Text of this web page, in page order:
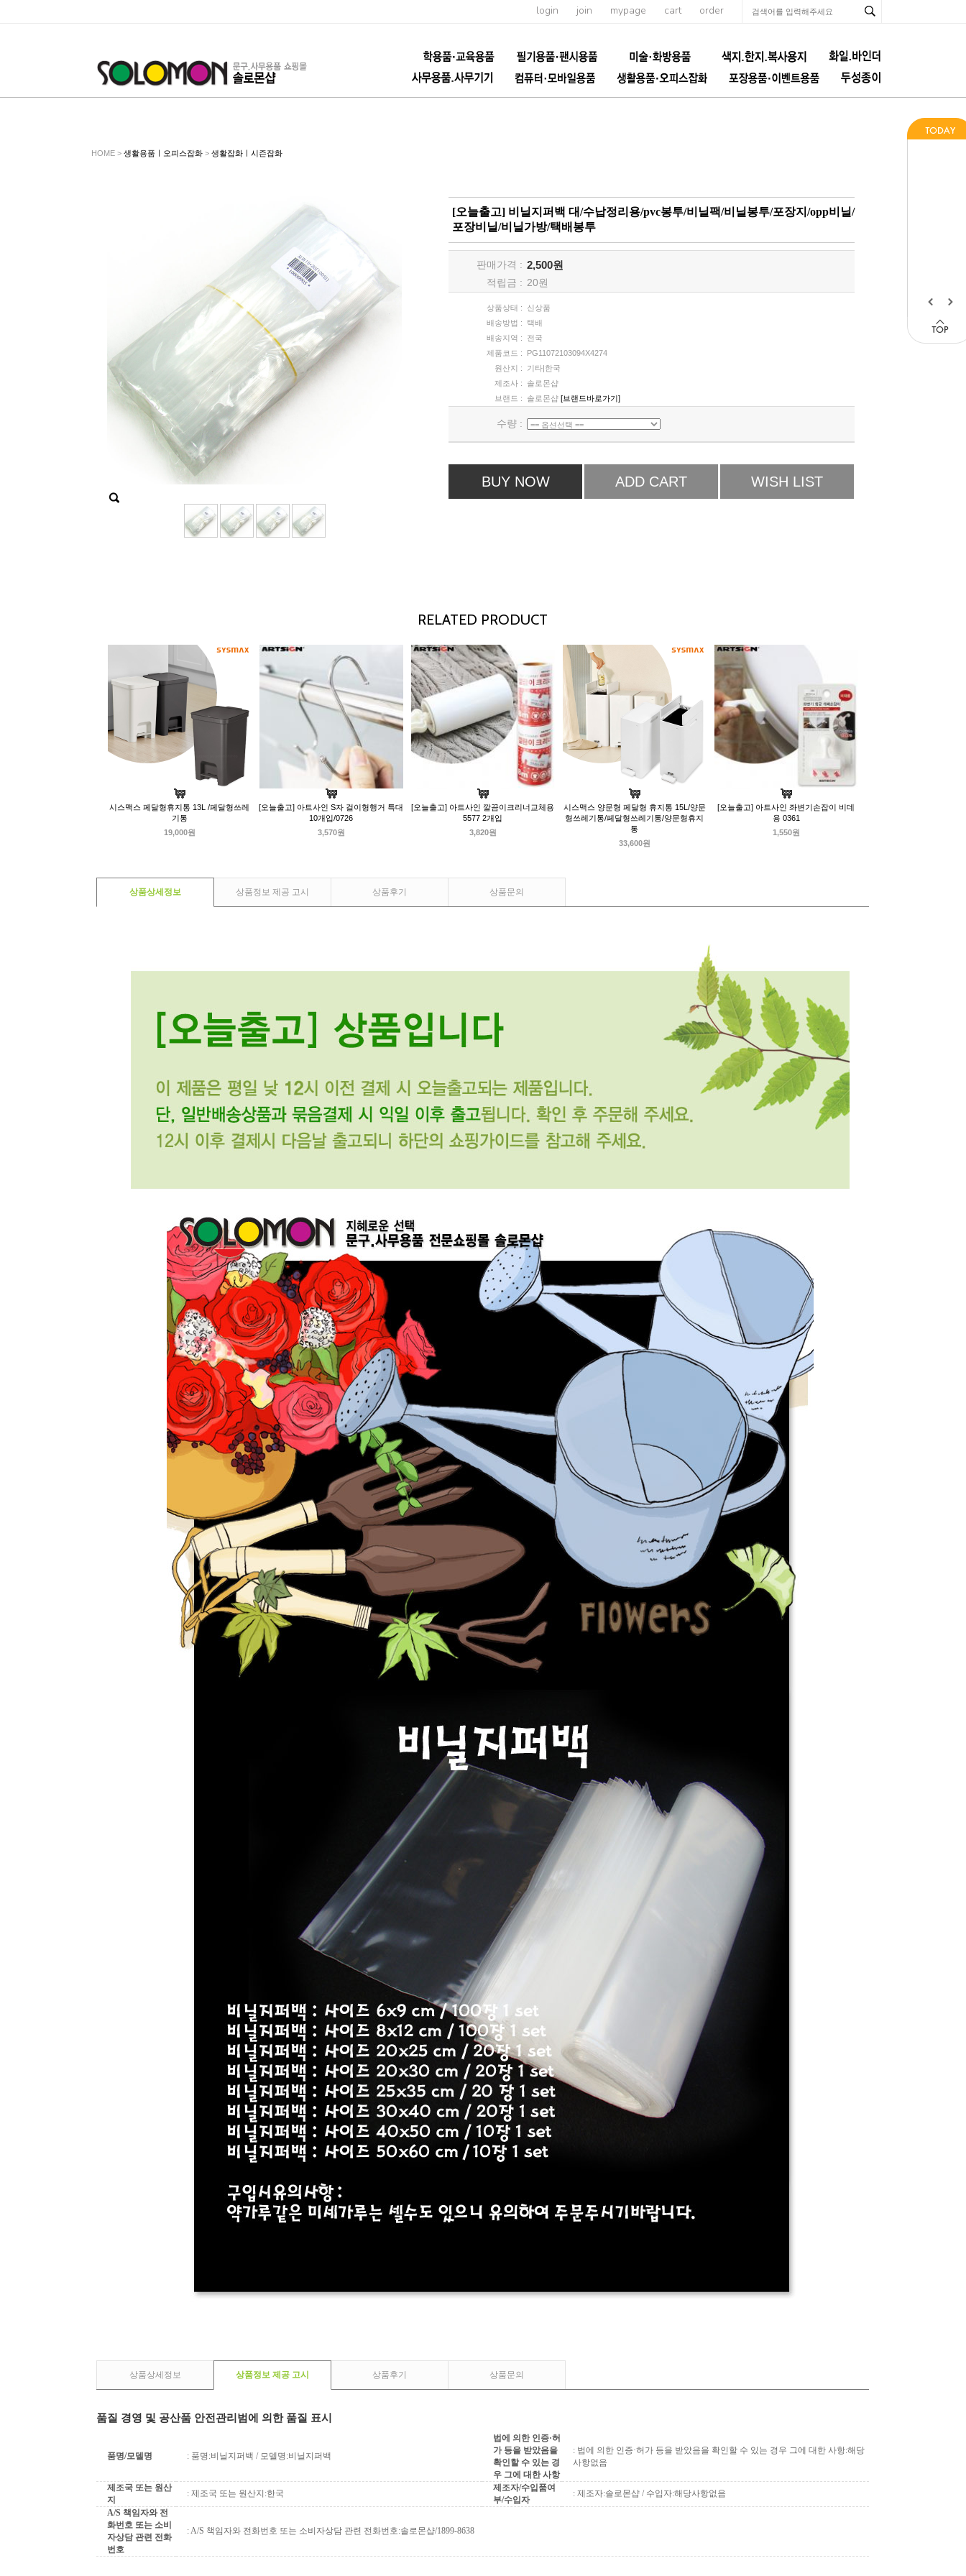
login join mypage cart order
HOME > 생활용품ㅣ오피스잡화 > 생활잡화ㅣ시즌잡화
[오늘출고] 비닐지퍼백 대/수납정리용/pvc봉투/비닐팩/비닐봉투/포장지/opp비닐/
포장비닐/비닐가방/택배봉투
판매가격 : 2,500원
적립금 : 20원
상품상태 :
신상품
배송방법 :
택배
배송지역 :
전국
제품코드 :
PG11072103094X4274
원산지 :
기타|한국
제조사 :
솔로몬샵
브랜드 :
솔로몬샵 [브랜드바로가기]
수량 :
BUY NOW ADD CART WISH LIST
RELATED PRODUCT
시스맥스 페달형휴지통 13L /페달형쓰레
기통
19,000원
[오늘출고] 아트사인 S자 걸이형행거 특대
10개입/0726
3,570원
[오늘출고] 아트사인 깔끔이크리너교체용
5577 2개입
3,820원
시스맥스 양문형 페달형 휴지통 15L/양문
형쓰레기통/페달형쓰레기통/양문형휴지
통
33,600원
[오늘출고] 아트사인 좌변기손잡이 비데
용 0361
1,550원
상품상세정보 상품정보 제공 고시 상품후기 상품문의
상품상세정보 상품정보 제공 고시 상품후기 상품문의
품질 경영 및 공산품 안전관리범에 의한 품질 표시
품명/모델명 : 품명:비닐지퍼백 / 모델명:비닐지퍼백
법에 의한 인증·허
가 등을 받았음을
확인할 수 있는 경
우 그에 대한 사항
: 법에 의한 인증·허가 등을 받았음을 확인할 수 있는 경우 그에 대한 사항:해당
사항없음
제조국 또는 원산
지
: 제조국 또는 원산지:한국
제조자/수입품여
부/수입자
: 제조자:솔로몬샵 / 수입자:해당사항없음
A/S 책임자와 전
화번호 또는 소비
자상담 관련 전화
번호
: A/S 책임자와 전화번호 또는 소비자상담 관련 전화번호:솔로몬샵/1899-8638